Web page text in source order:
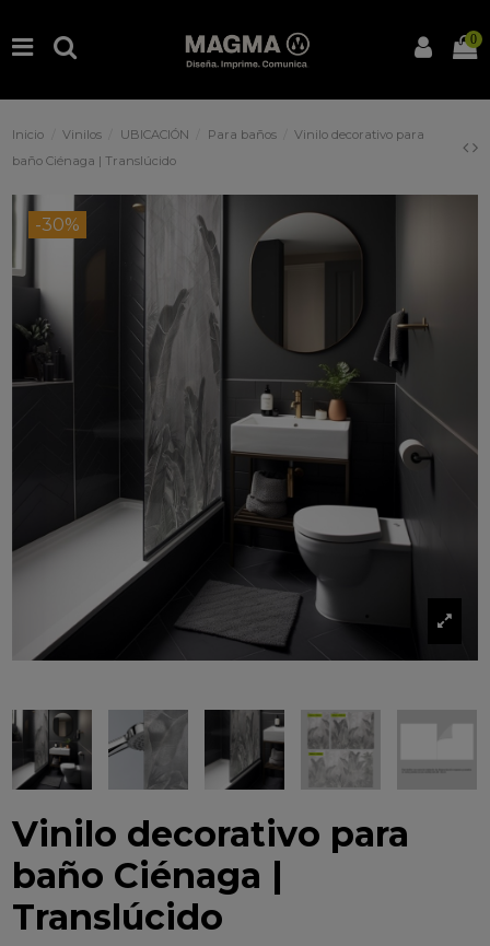
0
Inicio Vinilos UBICACIÓN Para baños
Vinilo decorativo para
baño Ciénaga | Translúcido
-30%
Vinilo decorativo para
baño Ciénaga |
Translúcido